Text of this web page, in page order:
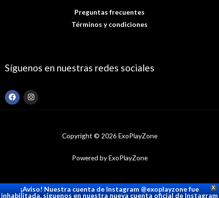
Preguntas frecuentes
Términos y condiciones
Síguenos en nuestras redes sociales
F
a
c
I
n
s
Copyright © 2026 ExoPlayZone
Powered by ExoPlayZone
X
¡Aviso! Nuestra cuenta de Instagram @exoplayzone fue
inhabilitada, síguenos en nuestra nueva cuenta oficial de Instagram